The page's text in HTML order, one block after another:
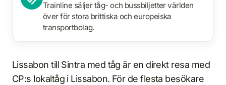
Trainline säljer tåg- och bussbiljetter världen
över för stora brittiska och europeiska
transportbolag.
Lissabon till Sintra med tåg är en direkt resa med
CP:s lokaltåg i Lissabon. För de flesta besökare